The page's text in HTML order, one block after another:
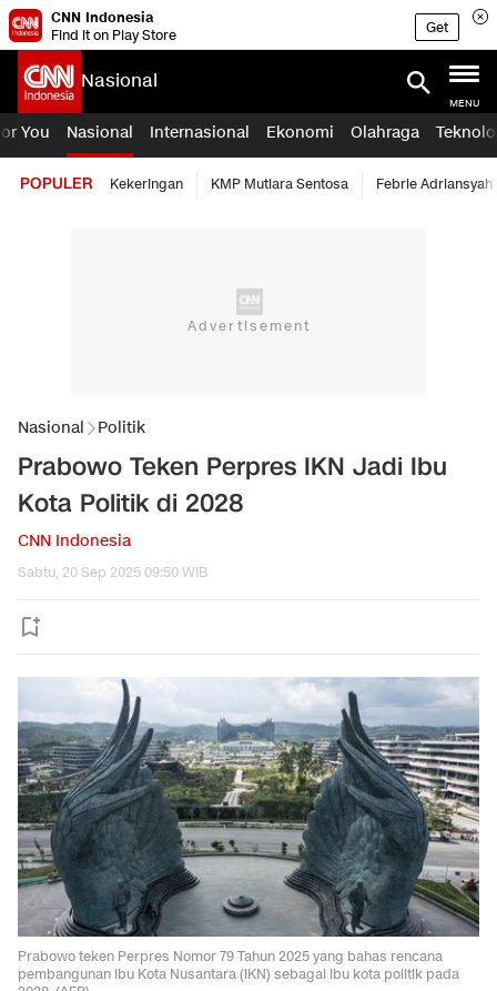
CNN Indonesia
Find it on Play Store
Get
Nasional
MENU
You Nasional Internasional Ekonomi Olahraga
POPULER Kekeringan KMP Mutiara Sentosa Febrie Adriansyah
Nasional Politik
Prabowo Teken Perpres IKN Jadi Ibu
Kota Politik di 2028
CNN Indonesia
Sabtu, 20 Sep 2025 09:50 WIB
Prabowo teken Perpres Nomor 79 Tahun 2025 yang bahas rencana
pembangunan Ibu Kota Nusantara (IKN) sebagai ibu kota politik pada